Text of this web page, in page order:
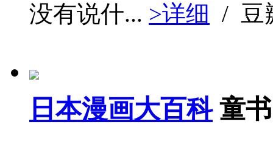
没有说什... >详细 / 豆
日本漫画大百科 童